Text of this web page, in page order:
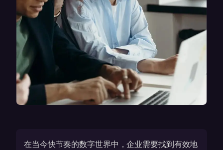
在当今快节奏的数字世界中，企业需要找到有效地